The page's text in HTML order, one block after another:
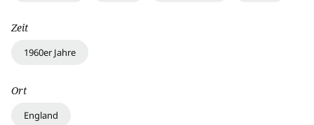
Zeit
1960er Jahre
Ort
England